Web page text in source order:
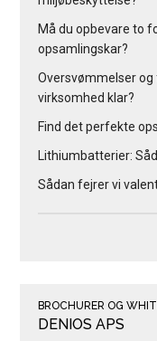
Må du opbevare to
opsamlingskar?
Oversvømmelser
virksomhed klar?
Find det perfekte
Lithiumbatterier:
Sådan fejrer vi
BROCHURER OG
DENIOS APS